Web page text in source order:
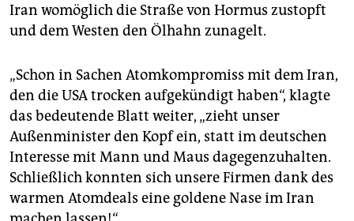
epaper login
Iran womöglich die Straße von Hormus zustopft
und dem Westen den Ölhahn zunagelt.
„Schon in Sachen Atomkompromiss mit dem Iran,
den die USA trocken aufgekündigt haben“, klagte
das bedeutende Blatt weiter, „zieht unser
Außenminister den Kopf ein, statt im deutschen
Interesse mit Mann und Maus dagegenzuhalten.
Schließlich konnten sich unsere Firmen dank des
warmen Atomdeals eine goldene Nase im Iran